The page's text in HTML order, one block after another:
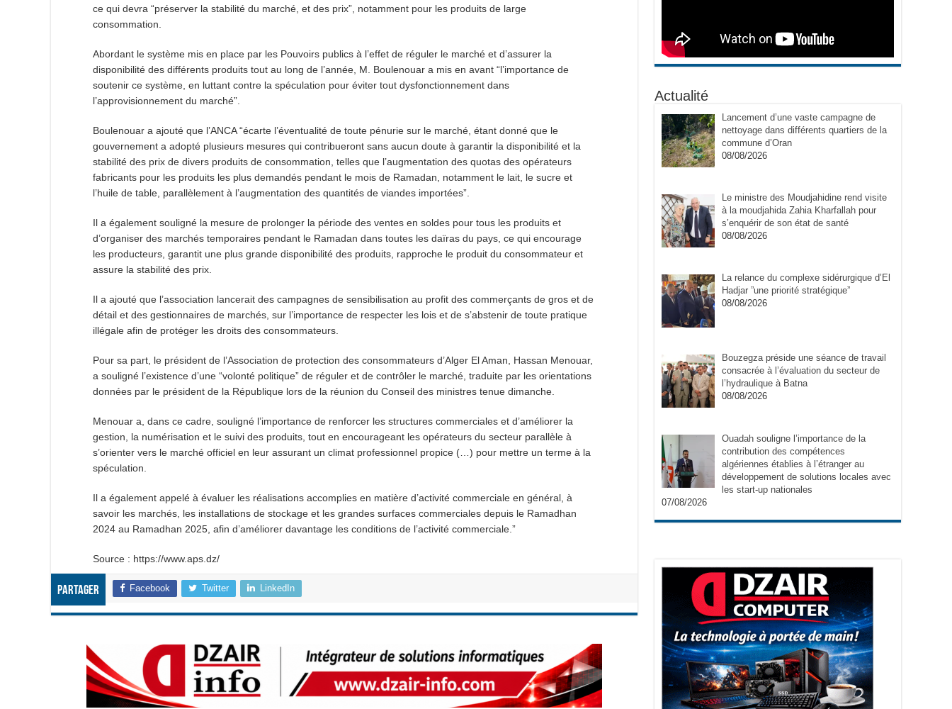
ce qui devra “préserver la stabilité du marché, et des prix”, notamment pour les produits de large
consommation.
Abordant le système mis en place par les Pouvoirs publics à l’effet de réguler le marché et d’assurer la
disponibilité des différents produits tout au long de l’année, M. Boulenouar a mis en avant “l’importance de
soutenir ce système, en luttant contre la spéculation pour éviter tout dysfonctionnement dans
l’approvisionnement du marché”.
Boulenouar a ajouté que l’ANCA “écarte l’éventualité de toute pénurie sur le marché, étant donné que le
gouvernement a adopté plusieurs mesures qui contribueront sans aucun doute à garantir la disponibilité et la
stabilité des prix de divers produits de consommation, telles que l’augmentation des quotas des opérateurs
fabricants pour les produits les plus demandés pendant le mois de Ramadan, notamment le lait, le sucre et
l’huile de table, parallèlement à l’augmentation des quantités de viandes importées”.
Il a également souligné la mesure de prolonger la période des ventes en soldes pour tous les produits et
d’organiser des marchés temporaires pendant le Ramadan dans toutes les daïras du pays, ce qui encourage
les producteurs, garantit une plus grande disponibilité des produits, rapproche le produit du consommateur et
assure la stabilité des prix.
Il a ajouté que l’association lancerait des campagnes de sensibilisation au profit des commerçants de gros et de
détail et des gestionnaires de marchés, sur l’importance de respecter les lois et de s’abstenir de toute pratique
illégale afin de protéger les droits des consommateurs.
Pour sa part, le président de l’Association de protection des consommateurs d’Alger El Aman, Hassan Menouar,
a souligné l’existence d’une “volonté politique” de réguler et de contrôler le marché, traduite par les orientations
données par le président de la République lors de la réunion du Conseil des ministres tenue dimanche.
Menouar a, dans ce cadre, souligné l’importance de renforcer les structures commerciales et d’améliorer la
gestion, la numérisation et le suivi des produits, tout en encourageant les opérateurs du secteur parallèle à
s’orienter vers le marché officiel en leur assurant un climat professionnel propice (…) pour mettre un terme à la
spéculation.
Il a également appelé à évaluer les réalisations accomplies en matière d’activité commerciale en général, à
savoir les marchés, les installations de stockage et les grandes surfaces commerciales depuis le Ramadhan
2024 au Ramadhan 2025, afin d’améliorer davantage les conditions de l’activité commerciale.”
Source : https://www.aps.dz/
Partager Facebook Twitter LinkedIn
Actualité
Lancement d’une vaste campagne de
nettoyage dans différents quartiers de la
commune d’Oran
08/08/2026
Le ministre des Moudjahidine rend visite
à la moudjahida Zahia Kharfallah pour
s’enquérir de son état de santé
08/08/2026
La relance du complexe sidérurgique d’El
Hadjar ”une priorité stratégique”
08/08/2026
Bouzegza préside une séance de travail
consacrée à l’évaluation du secteur de
l’hydraulique à Batna
08/08/2026
Ouadah souligne l’importance de la
contribution des compétences
algériennes établies à l’étranger au
développement de solutions locales avec
les start-up nationales
07/08/2026